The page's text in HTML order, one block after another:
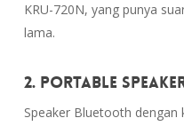
KRU-720N, yang punya
lama.
2. Portable
Speaker Bluetooth dengan